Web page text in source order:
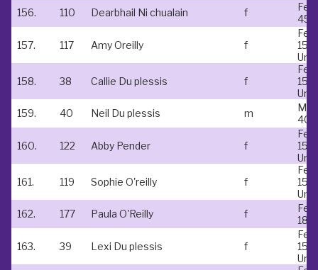
156.
110 Dearbhail Ni chualain f
45-
157. 117 Amy Oreilly f
15 &
158.
38 Callie Du plessis f
15 &
159.
40 Neil Du plessis m
40-
160. 122 Abby Pender f
15 &
161.
119 Sophie O'reilly f
15 &
162.
177 Paula O'Reilly f
18-
163. 39 Lexi Du plessis f
15 &